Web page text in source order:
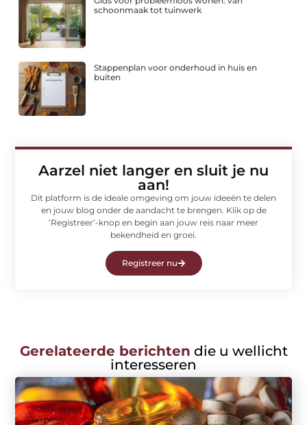
schoonmaak tot tuinwerk
Stappenplan voor onderhoud in huis en
buiten
Aarzel niet langer en sluit je nu
aan!
Dit platform is de ideale omgeving om jouw ideeën te delen
en jouw blog onder de aandacht te brengen. Klik op de
‘Registreer’-knop en begin aan jouw reis naar meer
bekendheid en groei.
Registreer nu
Gerelateerde berichten die u wellicht
interesseren